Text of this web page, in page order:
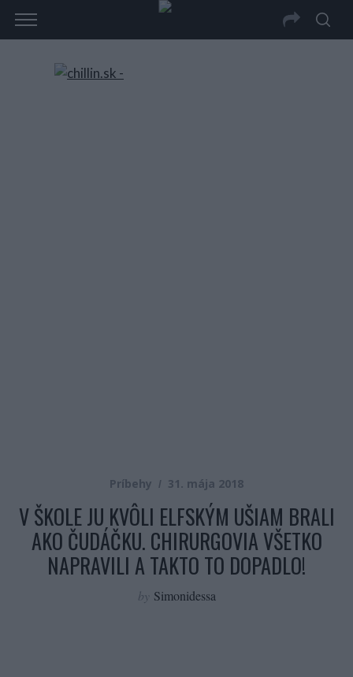
Príbehy 31. mája 2018
V ŠKOLE JU KVÔLI ELFSKÝM UŠIAM BRALI
AKO ČUDÁČKU. CHIRURGOVIA VŠETKO
NAPRAVILI A TAKTO TO DOPADLO!
by Simonidessa